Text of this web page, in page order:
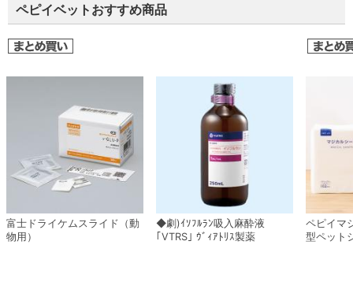
ペピイベットおすすめ商品
富士ドライケムスライド（動
物用）
◆劇)ｲｿﾌﾙﾗﾝ吸入麻酔液
｢VTRS｣ ｳﾞｨｱﾄﾘｽ製薬
ペピイマ
型ペット